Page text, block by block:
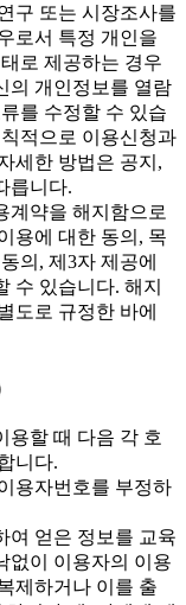
구 또는 시장조사를
로서 특정 개인을
로 제공하는 경우
의 개인정보를 열람
를 수정할 수 있습
적으로 이용신청과
세한 방법은 공지,
릅니다.
약을 해지함으로
용에 대한 동의, 목
의, 제3자 제공에
수 있습니다. 해지
도로 규정한 바에
할 때 다음 각 호
니다.
용자번호를 부정하
여 얻은 정보를 교육
없이 이용자의 이용
제하거나 이를 출